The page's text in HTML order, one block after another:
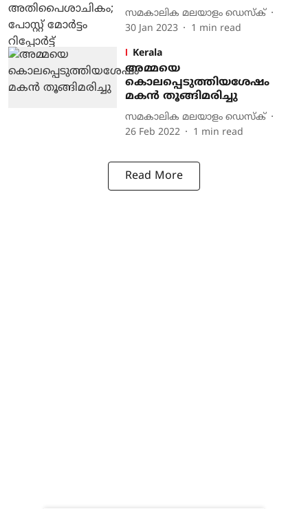
സമകാലിക മലയാളം ഡെസ്ക്
30 Jan 2023
1 min read
Kerala
അമ്മയെ
കൊലപ്പെടുത്തിയശേഷം
മകന്‍ തൂങ്ങിമരിച്ചു
സമകാലിക മലയാളം ഡെസ്ക്
26 Feb 2022
1 min read
Read More